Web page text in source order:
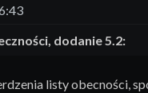
dodanie 5.2:
listy obecności,